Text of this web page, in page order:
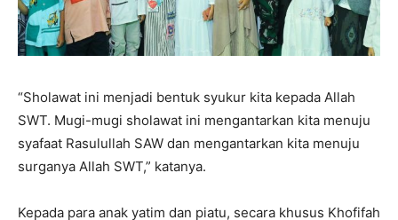
“Sholawat ini menjadi bentuk syukur kita kepada Allah
SWT. Mugi-mugi sholawat ini mengantarkan kita menuju
syafaat Rasulullah SAW dan mengantarkan kita menuju
surganya Allah SWT,” katanya.
Kepada para anak yatim dan piatu, secara khusus Khofifah